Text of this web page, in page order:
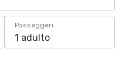
Passeggeri
1 adulto